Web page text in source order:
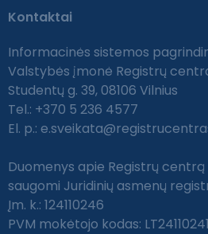
Kontaktai
Informacinės sistemos
Valstybės įmonė Registrų
Studentų g. 39, 08106 Vilnius
Tel.: +370 5 236 4577
El. p.:
Duomenys apie Registrų
saugomi Juridinių asmenų
Įm. k.: 124110246
PVM mokėtojo kodas: